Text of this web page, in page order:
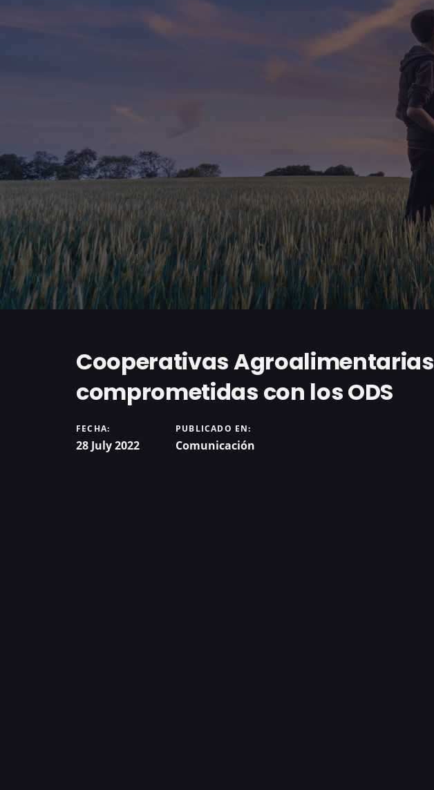
Cooperativas Agroalimentarias
comprometidas con los ODS
FECHA:
28 July 2022
PUBLICADO EN:
Comunicación